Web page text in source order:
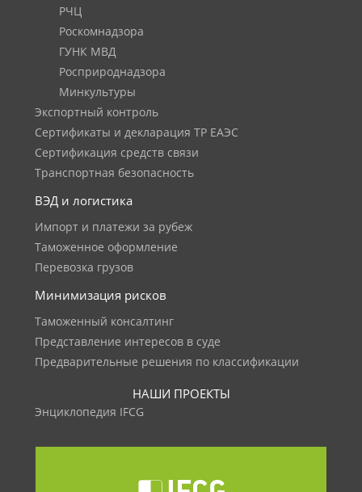
РЧЦ
Роскомнадзора
ГУНК МВД
Росприроднадзора
Минкультуры
Экспортный контроль
Сертификаты и декларация ТР ЕАЭС
Сертификация средств связи
Транспортная безопасность
ВЭД и логистика
Импорт и платежи за рубеж
Таможенное оформление
Перевозка грузов
Минимизация рисков
Таможенный консалтинг
Представление интересов в суде
Предварительные решения по классификации
НАШИ ПРОЕКТЫ
Энциклопедия IFCG